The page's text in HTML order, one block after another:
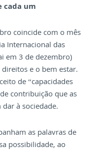
cada um
coincide com o mês
Internacional das
em 3 de dezembro)
e o bem estar.
de “capacidades
contribuição que as
à sociedade.
as palavras de
possibilidade, ao